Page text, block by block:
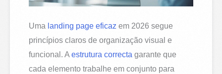
Uma landing page eficaz em 2026 segue
princípios claros de organização visual e
funcional. Aestrutura correcta garante que
cada elemento trabalhe em conjunto para